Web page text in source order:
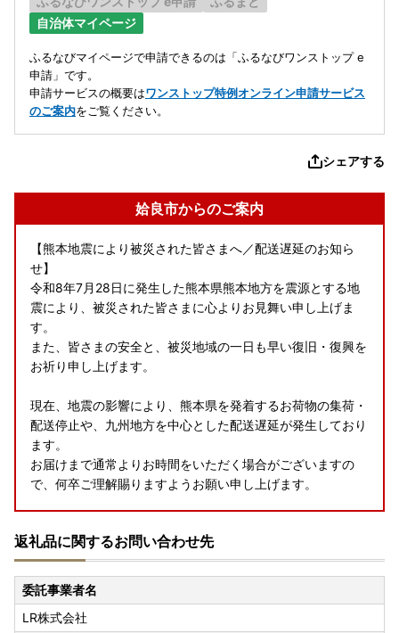
自治体マイページ
ふるなびマイページで申請できるのは「ふるなびワンストップ e
申請」です。
申請サービスの概要はワンストップ特例オンライン申請サービス
のご案内をご覧ください。
シェアする
姶良市からのご案内
【熊本地震により被災された皆さまへ／配送遅延のお知ら
せ】
令和8年7月28日に発生した熊本県熊本地方を震源とする地
震により、被災された皆さまに心よりお見舞い申し上げま
す。
また、皆さまの安全と、被災地域の一日も早い復旧・復興を
お祈り申し上げます。
現在、地震の影響により、熊本県を発着するお荷物の集荷・
配送停止や、九州地方を中心とした配送遅延が発生しており
ます。
お届けまで通常よりお時間をいただく場合がございますの
で、何卒ご理解賜りますようお願い申し上げます。
【姶良市ふるさと納税返礼品の不適正表示についてのお詫び
とご報告】
本市へのふるさと納税のお礼として取り扱っていた「有限会
社水迫畜産」の牛肉の返礼品につきまして、不適正な表示が
返礼品に関するお問い合わせ先
委託事業者名
LR株式会社